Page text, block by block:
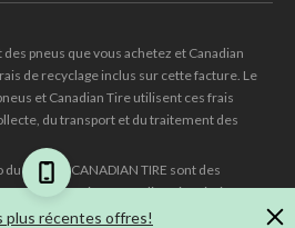
plus récentes offres!
pneus que vous achetez et Canadian
de recyclage inclus sur cette facture. Le
et Canadian Tire utilisent ces frais
du transport et du traitement des
du triangle CANADIAN TIRE sont des
de la Société Canadian Tire Limitée.